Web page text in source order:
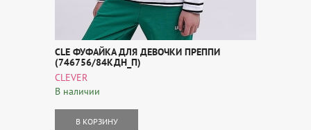
CLE ФУФАЙКА ДЛЯ ДЕВОЧКИ ПРЕППИ
(746756/84КДН_П)
CLEVER
В наличии
В КОРЗИНУ